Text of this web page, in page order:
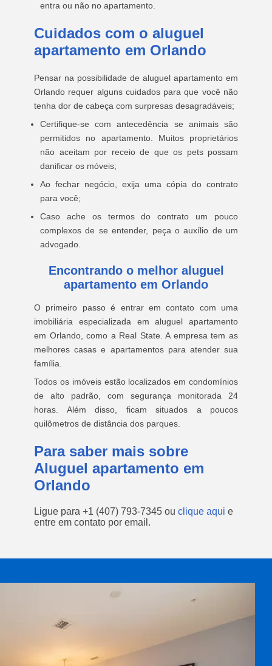
entra ou não no apartamento.
Cuidados com o aluguel
apartamento em Orlando
Pensar na possibilidade de aluguel apartamento em
Orlando requer alguns cuidados para que você não
tenha dor de cabeça com surpresas desagradáveis;
Certifique-se com antecedência se animais são
permitidos no apartamento. Muitos proprietários
não aceitam por receio de que os pets possam
danificar os móveis;
Ao fechar negócio, exija uma cópia do contrato
para você;
Caso ache os termos do contrato um pouco
complexos de se entender, peça o auxílio de um
advogado.
Encontrando o melhor aluguel
apartamento em Orlando
O primeiro passo é entrar em contato com uma
imobiliária especializada em aluguel apartamento
em Orlando, como a Real State. A empresa tem as
melhores casas e apartamentos para atender sua
família.
Todos os imóveis estão localizados em condomínios
de alto padrão, com segurança monitorada 24
horas. Além disso, ficam situados a poucos
quilômetros de distância dos parques.
Para saber mais sobre
Aluguel apartamento em
Orlando
Ligue para +1 (407) 793-7345 ou clique aqui e
entre em contato por email.